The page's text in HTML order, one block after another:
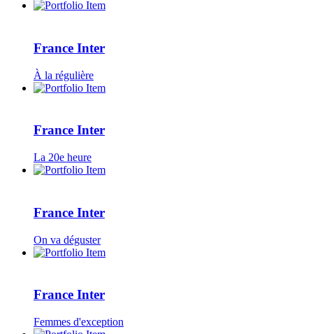
France Inter
À la régulière
France Inter
La 20e heure
France Inter
On va déguster
France Inter
Femmes d'exception